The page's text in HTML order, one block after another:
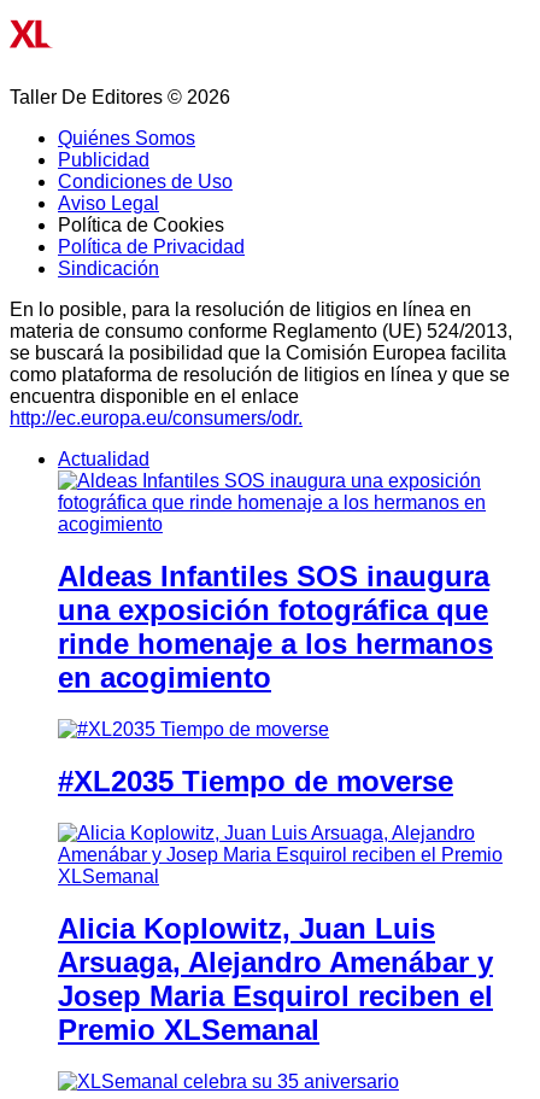
Taller De Editores © 2026
Quiénes Somos
Publicidad
Condiciones de Uso
Aviso Legal
Política de Cookies
Política de Privacidad
Sindicación
En lo posible, para la resolución de litigios en línea en
materia de consumo conforme Reglamento (UE) 524/2013,
se buscará la posibilidad que la Comisión Europea facilita
como plataforma de resolución de litigios en línea y que se
encuentra disponible en el enlace
http://ec.europa.eu/consumers/odr.
Actualidad
Aldeas Infantiles SOS inaugura
una exposición fotográfica que
rinde homenaje a los hermanos
en acogimiento
#XL2035 Tiempo de moverse
Alicia Koplowitz, Juan Luis
Arsuaga, Alejandro Amenábar y
Josep Maria Esquirol reciben el
Premio XLSemanal